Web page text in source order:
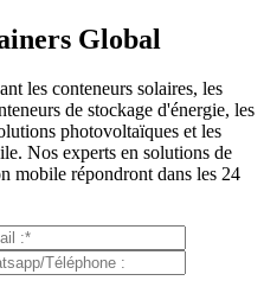
Global
les conteneurs solaires, les
de stockage d'énergie, les
photovoltaïques et les
Nos experts en solutions de
mobile répondront dans les 24